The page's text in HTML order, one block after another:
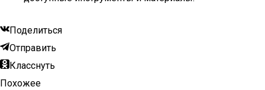
Поделиться
Отправить
Класснуть
Похожее